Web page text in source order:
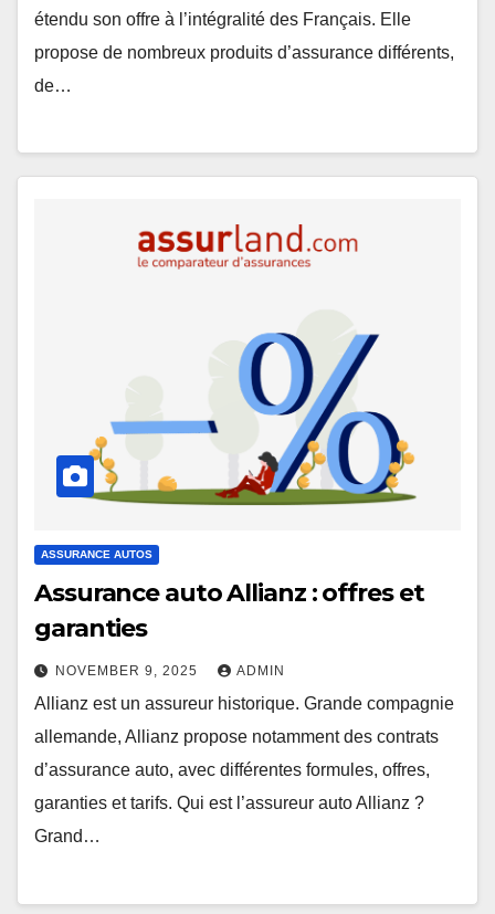
étendu son offre à l’intégralité des Français. Elle
propose de nombreux produits d’assurance différents,
de…
ASSURANCE AUTOS
Assurance auto Allianz : offres et
garanties
NOVEMBER 9, 2025 ADMIN
Allianz est un assureur historique. Grande compagnie
allemande, Allianz propose notamment des contrats
d’assurance auto, avec différentes formules, offres,
garanties et tarifs. Qui est l’assureur auto Allianz ?
Grand…